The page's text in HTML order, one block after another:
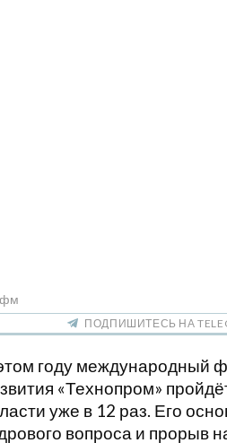
ПОДПИШИТЕСЬ НА
году международный
«Технопром»
уже в 12 раз. Его
вопроса и прорыв